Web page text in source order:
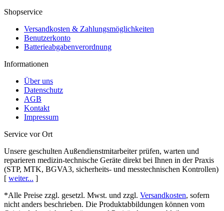
Shopservice
Versandkosten & Zahlungsmöglichkeiten
Benutzerkonto
Batterieabgaben­verordnung
Informationen
Über uns
Datenschutz
AGB
Kontakt
Impressum
Service vor Ort
Unsere geschulten Außendienst­mitarbeiter prüfen, warten und
reparieren medizin-technische Geräte direkt bei Ihnen in der Praxis
(STP, MTK, BGVA3, sicherheits- und messtechnischen Kontrollen)
[ weiter... ]
*Alle Preise zzgl. gesetzl. Mwst. und zzgl. Versandkosten, sofern
nicht anders beschrieben. Die Produktabbildungen können vom